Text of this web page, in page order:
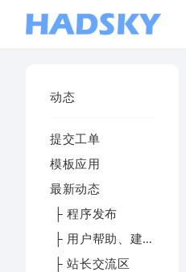
动态
提交工单
模板应用
最新动态
├ 程序发布
├ 用户帮助、建议及反馈
├ 站长交流区